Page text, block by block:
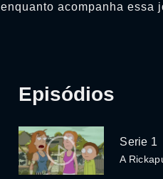
enquanto acompanha essa
Episódios
Serie 1
A